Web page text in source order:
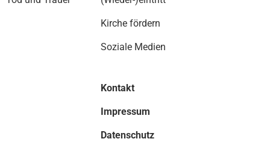
Kirche fördern
Soziale Medien
Kontakt
Impressum
Datenschutz